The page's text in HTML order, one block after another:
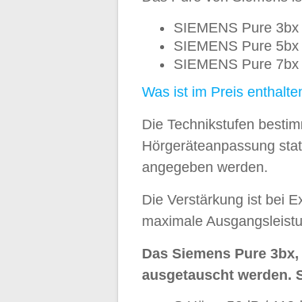
SIEMENS Pure
SIEMENS Pure
SIEMENS Pure
Was ist im Preis
Die Technikstufen
Hörgeräteanpassung
angegeben werden.
Die Verstärkung ist bei
maximale
Das Siemens Pure
ausgetauscht werden.